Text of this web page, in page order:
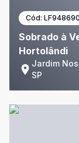
Cód:
Sobrado à
Hortolândi
Jardim
SP